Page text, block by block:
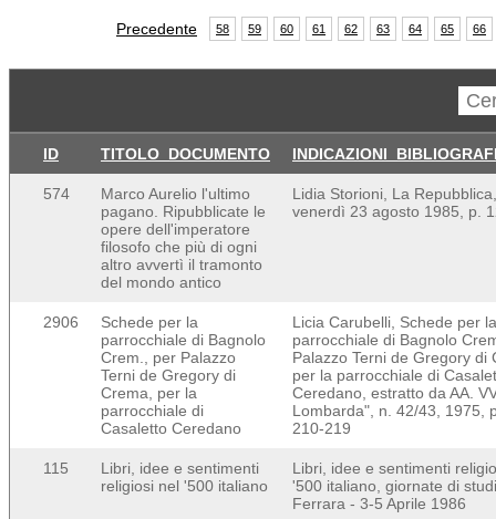
Precedente 58 59 60 61 62 63 64 65 66
ID TITOLO_DOCUMENTO
574
Marco Aurelio l'ultimo
pagano. Ripubblicate le
opere dell'imperatore
filosofo che più di ogni
altro avvertì il tramonto
del mondo antico
Lidia Storioni, La Repubblica,
venerdì 23 agosto 1985, p.
2906
Schede per la
parrocchiale di Bagnolo
Crem., per Palazzo
Terni de Gregory di
Crema, per la
parrocchiale di
Casaletto Ceredano
Licia Carubelli, Schede per la
parrocchiale di Bagnolo
Palazzo Terni de Gregory di
per la parrocchiale di
Ceredano, estratto da AA.
Lombarda", n. 42/43, 1975,
210-219
115
Libri, idee e sentimenti
religiosi nel '500 italiano
Libri, idee e sentimenti
'500 italiano, giornate di
Ferrara - 3-5 Aprile 1986